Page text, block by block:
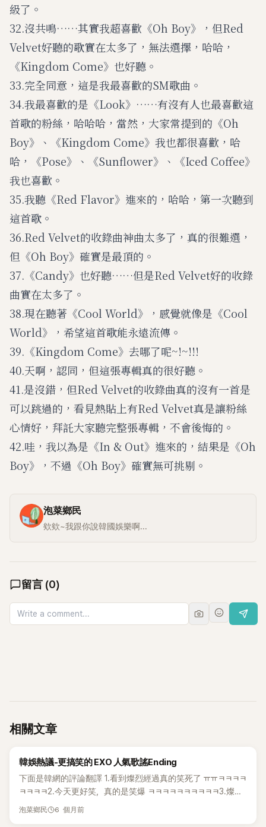
級了。
32.沒共鳴……其實我超喜歡《Oh Boy》，但Red
Velvet好聽的歌實在太多了，無法選擇，哈哈，
《Kingdom Come》也好聽。
33.完全同意，這是我最喜歡的SM歌曲。
34.我最喜歡的是《Look》……有沒有人也最喜歡這
首歌的粉絲，哈哈哈，當然，大家常提到的《Oh
Boy》、《Kingdom Come》我也都很喜歡，哈
哈，《Pose》、《Sunflower》、《Iced Coffee》
我也喜歡。
35.我聽《Red Flavor》進來的，哈哈，第一次聽到
這首歌。
36.Red Velvet的收錄曲神曲太多了，真的很難選，
但《Oh Boy》確實是最頂的。
37.《Candy》也好聽……但是Red Velvet好的收錄
曲實在太多了。
38.現在聽著《Cool World》，感覺就像是《Cool
World》，希望這首歌能永遠流傳。
39.《Kingdom Come》去哪了呢~!~!!!
40.天啊，認同，但這張專輯真的很好聽。
41.是沒錯，但Red Velvet的收錄曲真的沒有一首是
可以跳過的，看見熱貼上有Red Velvet真是讓粉絲
心情好，拜託大家聽完整張專輯，不會後悔的。
42.哇，我以為是《In & Out》進來的，結果是《Oh
Boy》，不過《Oh Boy》確實無可挑剔。
泡菜鄉民
欸欸~我跟你說韓國娛樂啊...
留言 (0)
相關文章
熱議討論
韓娛熱議-更搞笑的 EXO 人氣歌謠Ending
下面是韓網的評論翻譯 1.看到燦烈經過真的笑死了 ㅠㅠㅋㅋㅋㅋ
ㅋㅋㅋㅋ2.今天更好笑，真的是笑爆 ㅋㅋㅋㅋㅋㅋㅋㅋㅋㅋ3.燦烈
走過去的樣子怎麼這麼厲害ㅋㅋㅋㅋㅋ 4.真的是開啟了Ending
泡菜鄉民 6 個月前